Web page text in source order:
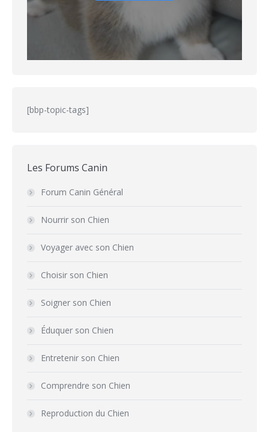
[bbp-topic-tags]
Les Forums Canin
Forum Canin Général
Nourrir son Chien
Voyager avec son Chien
Choisir son Chien
Soigner son Chien
Éduquer son Chien
Entretenir son Chien
Comprendre son Chien
Reproduction du Chien